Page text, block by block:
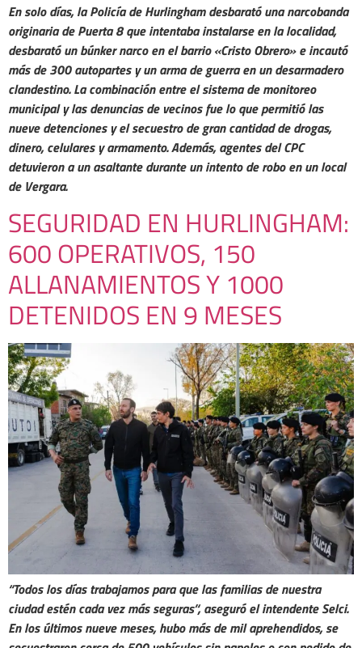
En solo días, la Policía de Hurlingham desbarató una narcobanda
originaria de Puerta 8 que intentaba instalarse en la localidad,
desbarató un búnker narco en el barrio «Cristo Obrero» e incautó
más de 300 autopartes y un arma de guerra en un desarmadero
clandestino. La combinación entre el sistema de monitoreo
municipal y las denuncias de vecinos fue lo que permitió las
nueve detenciones y el secuestro de gran cantidad de drogas,
dinero, celulares y armamento. Además, agentes del CPC
detuvieron a un asaltante durante un intento de robo en un local
de Vergara.
SEGURIDAD EN HURLINGHAM:
600 OPERATIVOS, 150
ALLANAMIENTOS Y 1000
DETENIDOS EN 9 MESES
‘‘Todos los días trabajamos para que las familias de nuestra
ciudad estén cada vez más seguras’‘, aseguró el intendente Selci.
En los últimos nueve meses, hubo más de mil aprehendidos, se